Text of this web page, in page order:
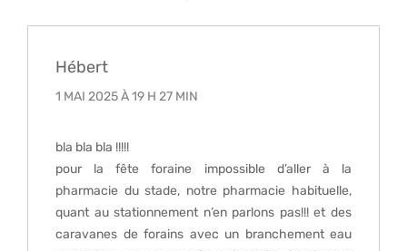
Hébert
1 MAI 2025 À 19 H 27 MIN
bla bla bla !!!!!
pour la fête foraine impossible d’aller à la
pharmacie du stade, notre pharmacie habituelle,
quant au stationnement n’en parlons pas!!! et des
caravanes de forains avec un branchement eau